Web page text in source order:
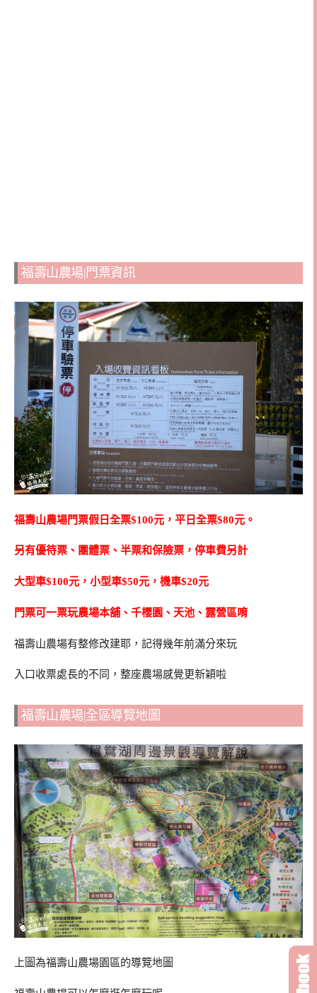
福壽山農場|門票資訊
福壽山農場門票假日全票$100元，平日全票$80元。
另有優待票、團體票、半票和保險票，停車費另計
大型車$100元，小型車$50元，機車$20元
門票可一票玩農場本舖、千櫻園、天池、露營區唷
福壽山農場有整修改建耶，記得幾年前滿分來玩
入口收票處長的不同，整座農場感覺更新穎啦
福壽山農場|全區導覽地圖
上圖為福壽山農場園區的導覽地圖